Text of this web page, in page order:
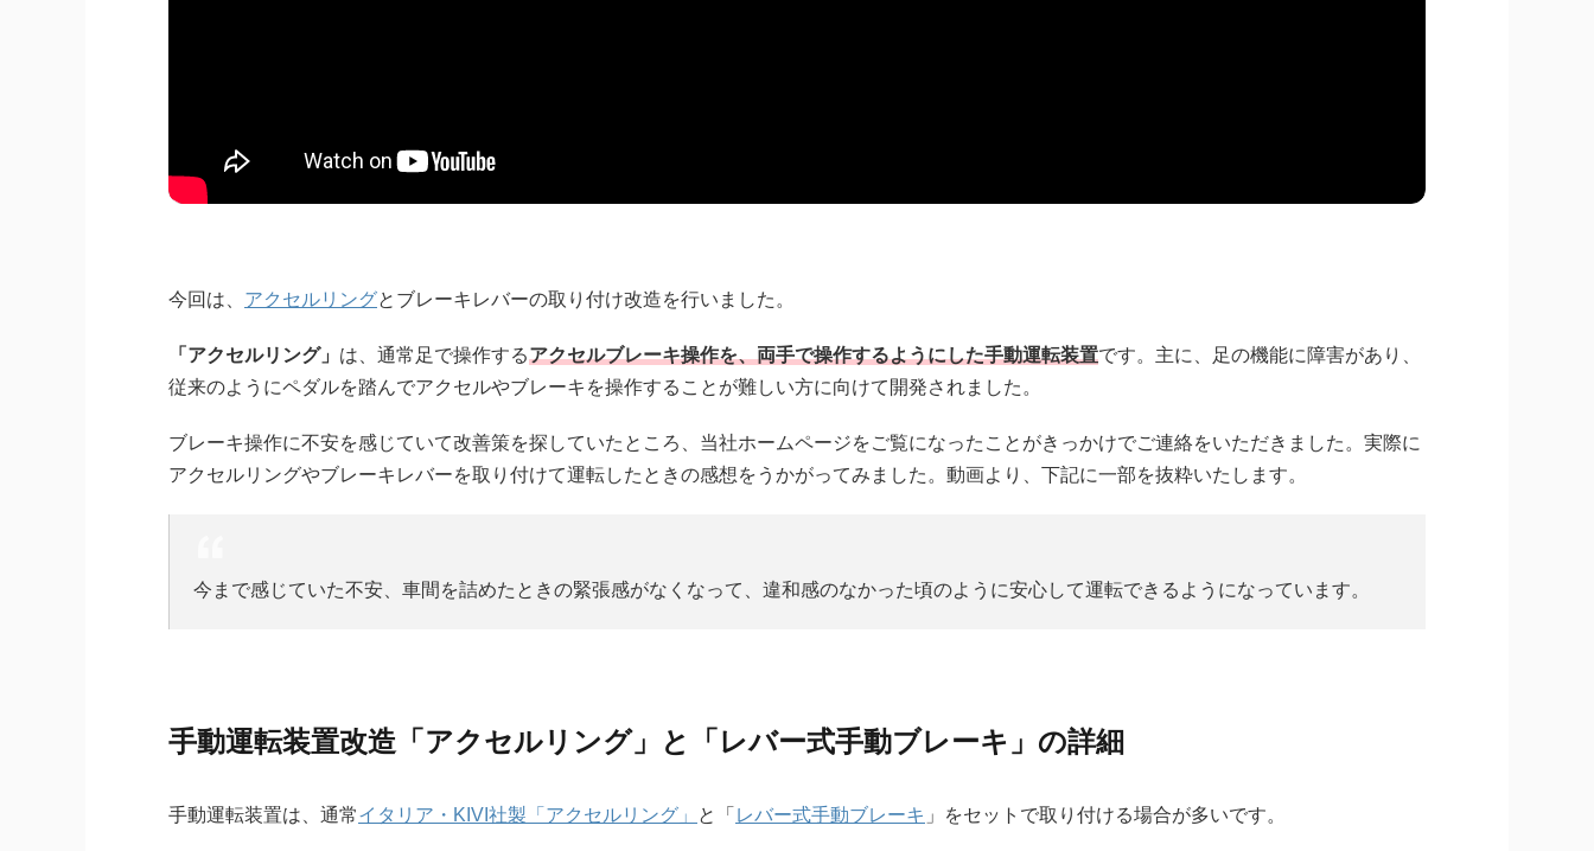
今回は、 アクセルリングとブレーキレバーの取り付け改造を行いました。
「アクセルリング」 は、通常足で操作するアクセルブレーキ操作を、両手で操作するようにした手動運転装置です。主に、足の機能に障害があり、
従来のようにペダルを踏んでアクセルやブレーキを操作することが難しい方に向けて開発されました。
ブレーキ操作に不安を感じていて改善策を探していたところ、当社ホームページをご覧になったことがきっかけでご連絡をいただきました。実際に
アクセルリングやブレーキレバーを取り付けて運転したときの感想をうかがってみました。動画より、下記に一部を抜粋いたします。
今まで感じていた不安、車間を詰めたときの緊張感がなくなって、違和感のなかった頃のように安心して運転できるようになっています。
手動運転装置改造「アクセルリング」と「レバー式手動ブレーキ」の詳細
手動運転装置は、通常イタリア・KIVI社製「アクセルリング」 と「 レバー式手動ブレーキ 」をセットで取り付ける場合が多いです。